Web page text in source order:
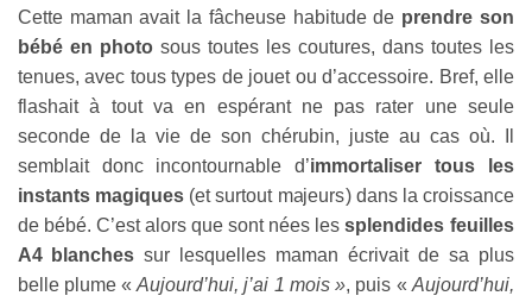
Cette maman avait la fâcheuse habitude de prendre son
bébé en photo sous toutes les coutures, dans toutes les
tenues, avec tous types de jouet ou d’accessoire. Bref, elle
flashait à tout va en espérant ne pas rater une seule
seconde de la vie de son chérubin, juste au cas où. Il
semblait donc incontournable d’immortaliser tous les
instants magiques (et surtout majeurs) dans la croissance
de bébé. C’est alors que sont nées les splendides feuilles
A4 blanches sur lesquelles maman écrivait de sa plus
belle plume «Aujourd’hui, j’ai 1 mois », puis «Aujourd’hui,